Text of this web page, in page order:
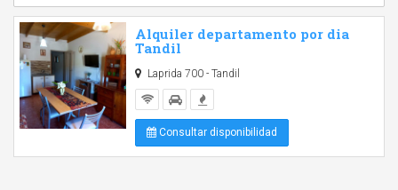
Alquiler departamento por dia
Tandil
Laprida 700 - Tandil
Consultar disponibilidad